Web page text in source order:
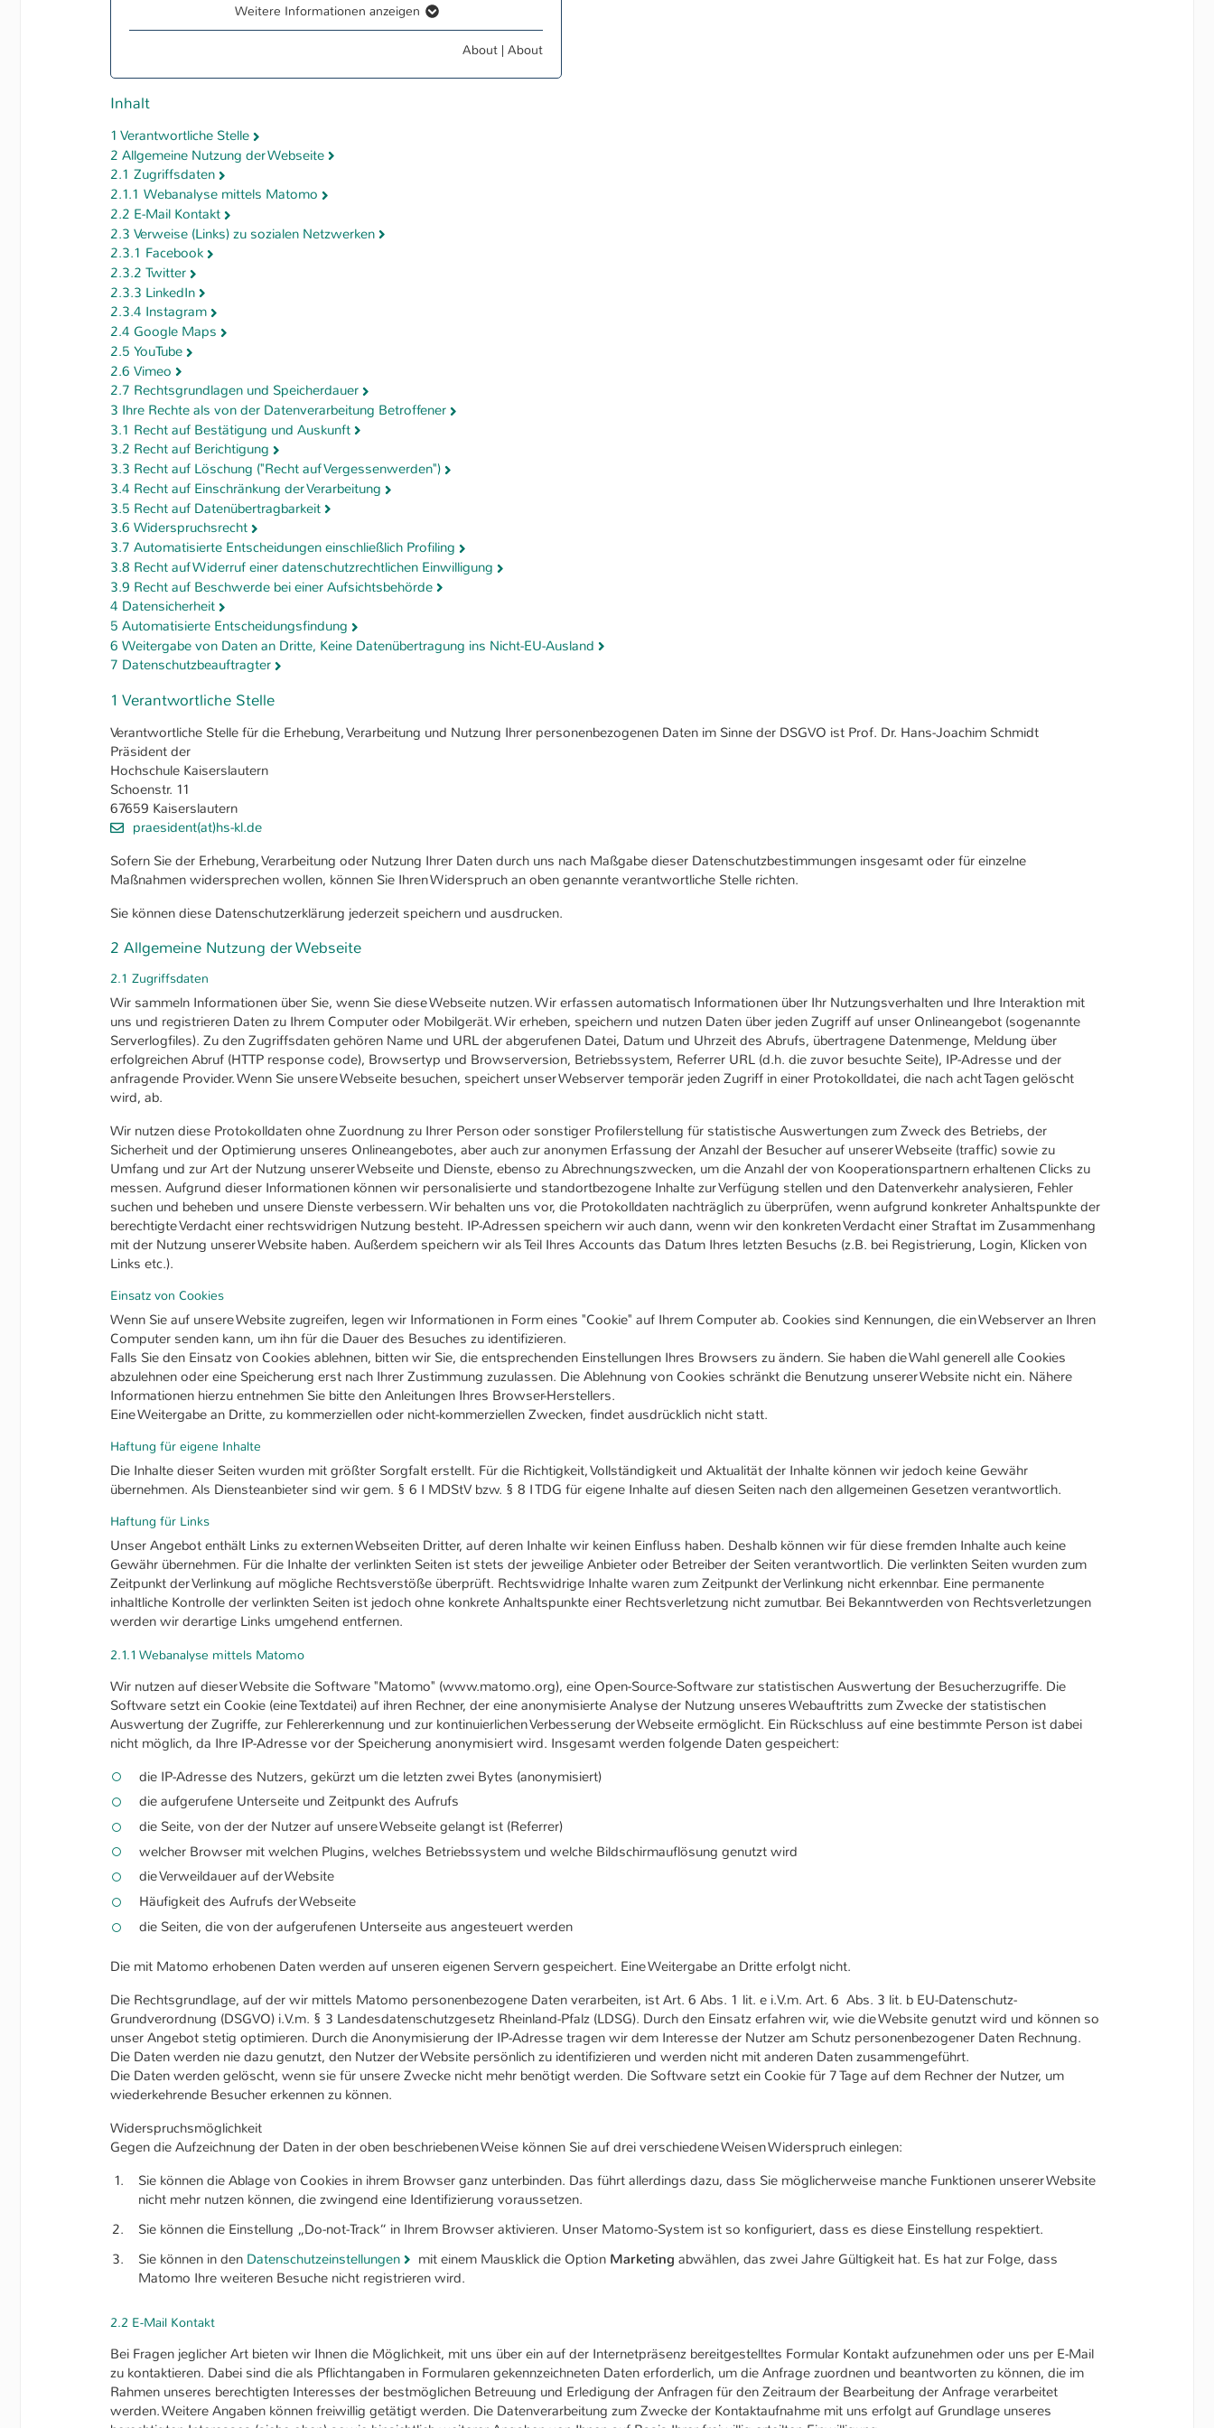
Essentielle Cookies werden für grundlegende Funktionen der
einwandfrei funktioniert.
Anbieter TYPO3
Laufzeit 1 Jahr
Zweck
Dieses Cookie wird verwendet, um Ihre Cookie-
Name
Anbieter
Laufzeit 1 Jahr
Zweck
Dieser Wert speichert Ihre Consent-
Einstellungen. Unter anderem eine zufällig
generierte ID, für die historische Speicherung
Ihrer vorgenommen Einstellungen, falls der
Webseiten-Betreiber dies eingestellt hat.
Name fe_typo_user / PHPSESSID
Anbieter
Laufzeit 1 Woche
Zweck
von TYPO3. Es speichert im Fall eines Intranet-
Logins die Session-ID. So kann der eingeloggte
Benutzer wiedererkannt werden und es wird
ihm Zugang zu geschützten Bereichen gewährt.
Name be_typo_user
Anbieter TYPO3
Zweck
Dieser Cookie teilt der Webseite mit, ob ein
Besucher im Typo3-Backend angemeldet ist und
Marketing
Diese Cookies werden verwendet um das Nutzungsverhalten der
Besucher auf der Website nachzuverfolgen. Die erhobenen Daten
werden anonymisiert und ausschließlich für interne Zwecke
verwendet.
Name
Anbieter
Laufzeit
Zweck
Cookie von Matomo für Website-Analysen.
Erzeugt statistische Daten darüber, wie der
Besucher die Website nutzt.
Externe Inhalte
Wir verwenden auf unserer Website externe Inhalte (Youtube,
Vimeo, Issuu), um Ihnen zusätzliche Informationen anzubieten.
Weitere Informationen anzeigen
About | About
Inhalt
1 Verantwortliche Stelle
2 Allgemeine Nutzung der Webseite
2.1 Zugriffsdaten
2.1.1 Webanalyse mittels Matomo
2.2 E-Mail Kontakt
2.3 Verweise (Links) zu sozialen Netzwerken
2.3.1 Facebook
2.3.2 Twitter
2.3.3 LinkedIn
2.3.4 Instagram
2.4 Google Maps
2.5 YouTube
2.6 Vimeo
2.7 Rechtsgrundlagen und Speicherdauer
3 Ihre Rechte als von der Datenverarbeitung Betroffener
3.1 Recht auf Bestätigung und Auskunft
3.2 Recht auf Berichtigung
3.3 Recht auf Löschung ("Recht auf Vergessenwerden")
3.4 Recht auf Einschränkung der Verarbeitung
3.5 Recht auf Datenübertragbarkeit
3.6 Widerspruchsrecht
3.7 Automatisierte Entscheidungen einschließlich Profiling
3.8 Recht auf Widerruf einer datenschutzrechtlichen Einwilligung
3.9 Recht auf Beschwerde bei einer Aufsichtsbehörde
4 Datensicherheit
5 Automatisierte Entscheidungsfindung
6 Weitergabe von Daten an Dritte, Keine Datenübertragung ins Nicht-EU-Ausland
7 Datenschutzbeauftragter
1 Verantwortliche Stelle
Verantwortliche Stelle für die Erhebung, Verarbeitung und Nutzung Ihrer personenbezogenen Daten im Sinne der DSGVO ist Prof. Dr. Hans-Joachim Schmidt
Präsident der
Hochschule Kaiserslautern
Schoenstr. 11
67659 Kaiserslautern
praesident(at)hs-kl.de
Sofern Sie der Erhebung, Verarbeitung oder Nutzung Ihrer Daten durch uns nach Maßgabe dieser Datenschutzbestimmungen insgesamt oder für einzelne
Maßnahmen widersprechen wollen, können Sie Ihren Widerspruch an oben genannte verantwortliche Stelle richten.
Sie können diese Datenschutzerklärung jederzeit speichern und ausdrucken.
2 Allgemeine Nutzung der Webseite
2.1 Zugriffsdaten
Wir sammeln Informationen über Sie, wenn Sie diese Webseite nutzen. Wir erfassen automatisch Informationen über Ihr Nutzungsverhalten und Ihre Interaktion mit
uns und registrieren Daten zu Ihrem Computer oder Mobilgerät. Wir erheben, speichern und nutzen Daten über jeden Zugriff auf unser Onlineangebot (sogenannte
Serverlogfiles). Zu den Zugriffsdaten gehören Name und URL der abgerufenen Datei, Datum und Uhrzeit des Abrufs, übertragene Datenmenge, Meldung über
erfolgreichen Abruf (HTTP response code), Browsertyp und Browserversion, Betriebssystem, Referrer URL (d.h. die zuvor besuchte Seite), IP-Adresse und der
anfragende Provider. Wenn Sie unsere Webseite besuchen, speichert unser Webserver temporär jeden Zugriff in einer Protokolldatei, die nach acht Tagen gelöscht
wird, ab.
Wir nutzen diese Protokolldaten ohne Zuordnung zu Ihrer Person oder sonstiger Profilerstellung für statistische Auswertungen zum Zweck des Betriebs, der
Sicherheit und der Optimierung unseres Onlineangebotes, aber auch zur anonymen Erfassung der Anzahl der Besucher auf unserer Webseite (traffic) sowie zu
Umfang und zur Art der Nutzung unserer Webseite und Dienste, ebenso zu Abrechnungszwecken, um die Anzahl der von Kooperationspartnern erhaltenen Clicks zu
messen. Aufgrund dieser Informationen können wir personalisierte und standortbezogene Inhalte zur Verfügung stellen und den Datenverkehr analysieren, Fehler
suchen und beheben und unsere Dienste verbessern. Wir behalten uns vor, die Protokolldaten nachträglich zu überprüfen, wenn aufgrund konkreter Anhaltspunkte der
berechtigte Verdacht einer rechtswidrigen Nutzung besteht. IP-Adressen speichern wir auch dann, wenn wir den konkreten Verdacht einer Straftat im Zusammenhang
mit der Nutzung unserer Website haben. Außerdem speichern wir als Teil Ihres Accounts das Datum Ihres letzten Besuchs (z.B. bei Registrierung, Login, Klicken von
Links etc.).
Einsatz von Cookies
Wenn Sie auf unsere Website zugreifen, legen wir Informationen in Form eines "Cookie" auf Ihrem Computer ab. Cookies sind Kennungen, die ein Webserver an Ihren
Computer senden kann, um ihn für die Dauer des Besuches zu identifizieren.
Falls Sie den Einsatz von Cookies ablehnen, bitten wir Sie, die entsprechenden Einstellungen Ihres Browsers zu ändern. Sie haben die Wahl generell alle Cookies
abzulehnen oder eine Speicherung erst nach Ihrer Zustimmung zuzulassen. Die Ablehnung von Cookies schränkt die Benutzung unserer Website nicht ein. Nähere
Informationen hierzu entnehmen Sie bitte den Anleitungen Ihres Browser-Herstellers.
Eine Weitergabe an Dritte, zu kommerziellen oder nicht-kommerziellen Zwecken, findet ausdrücklich nicht statt.
Haftung für eigene Inhalte
Die Inhalte dieser Seiten wurden mit größter Sorgfalt erstellt. Für die Richtigkeit, Vollständigkeit und Aktualität der Inhalte können wir jedoch keine Gewähr
übernehmen. Als Diensteanbieter sind wir gem. § 6 I MDStV bzw. § 8 I TDG für eigene Inhalte auf diesen Seiten nach den allgemeinen Gesetzen verantwortlich.
Haftung für Links
Unser Angebot enthält Links zu externen Webseiten Dritter, auf deren Inhalte wir keinen Einfluss haben. Deshalb können wir für diese fremden Inhalte auch keine
Gewähr übernehmen. Für die Inhalte der verlinkten Seiten ist stets der jeweilige Anbieter oder Betreiber der Seiten verantwortlich. Die verlinkten Seiten wurden zum
Zeitpunkt der Verlinkung auf mögliche Rechtsverstöße überprüft. Rechtswidrige Inhalte waren zum Zeitpunkt der Verlinkung nicht erkennbar. Eine permanente
inhaltliche Kontrolle der verlinkten Seiten ist jedoch ohne konkrete Anhaltspunkte einer Rechtsverletzung nicht zumutbar. Bei Bekanntwerden von Rechtsverletzungen
werden wir derartige Links umgehend entfernen.
2.1.1 Webanalyse mittels Matomo
Wir nutzen auf dieser Website die Software "Matomo" (www.matomo.org), eine Open-Source-Software zur statistischen Auswertung der Besucherzugriffe. Die
Software setzt ein Cookie (eine Textdatei) auf ihren Rechner, der eine anonymisierte Analyse der Nutzung unseres Webauftritts zum Zwecke der statistischen
Auswertung der Zugriffe, zur Fehlererkennung und zur kontinuierlichen Verbesserung der Webseite ermöglicht. Ein Rückschluss auf eine bestimmte Person ist dabei
nicht möglich, da Ihre IP-Adresse vor der Speicherung anonymisiert wird. Insgesamt werden folgende Daten gespeichert:
die IP-Adresse des Nutzers, gekürzt um die letzten zwei Bytes (anonymisiert)
die aufgerufene Unterseite und Zeitpunkt des Aufrufs
die Seite, von der der Nutzer auf unsere Webseite gelangt ist (Referrer)
welcher Browser mit welchen Plugins, welches Betriebssystem und welche Bildschirmauflösung genutzt wird
die Verweildauer auf der Website
Häufigkeit des Aufrufs der Webseite
die Seiten, die von der aufgerufenen Unterseite aus angesteuert werden
Die mit Matomo erhobenen Daten werden auf unseren eigenen Servern gespeichert. Eine Weitergabe an Dritte erfolgt nicht.
Die Rechtsgrundlage, auf der wir mittels Matomo personenbezogene Daten verarbeiten, ist Art. 6 Abs. 1 lit. e i.V.m. Art. 6 Abs. 3 lit. b EU-Datenschutz-
Grundverordnung (DSGVO) i.V.m. § 3 Landesdatenschutzgesetz Rheinland-Pfalz (LDSG). Durch den Einsatz erfahren wir, wie die Website genutzt wird und können so
unser Angebot stetig optimieren. Durch die Anonymisierung der IP-Adresse tragen wir dem Interesse der Nutzer am Schutz personenbezogener Daten Rechnung.
Die Daten werden nie dazu genutzt, den Nutzer der Website persönlich zu identifizieren und werden nicht mit anderen Daten zusammengeführt.
Die Daten werden gelöscht, wenn sie für unsere Zwecke nicht mehr benötigt werden. Die Software setzt ein Cookie für 7 Tage auf dem Rechner der Nutzer, um
wiederkehrende Besucher erkennen zu können.
Widerspruchsmöglichkeit
Gegen die Aufzeichnung der Daten in der oben beschriebenen Weise können Sie auf drei verschiedene Weisen Widerspruch einlegen:
Sie können die Ablage von Cookies in ihrem Browser ganz unterbinden. Das führt allerdings dazu, dass Sie möglicherweise manche Funktionen unserer Website
nicht mehr nutzen können, die zwingend eine Identifizierung voraussetzen.
Sie können die Einstellung „Do-not-Track“ in Ihrem Browser aktivieren. Unser Matomo-System ist so konfiguriert, dass es diese Einstellung respektiert.
Sie können in den Datenschutzeinstellungen mit einem Mausklick die Option Marketing abwählen, das zwei Jahre Gültigkeit hat. Es hat zur Folge, dass
Matomo Ihre weiteren Besuche nicht registrieren wird.
2.2 E-Mail Kontakt
Bei Fragen jeglicher Art bieten wir Ihnen die Möglichkeit, mit uns über ein auf der Internetpräsenz bereitgestelltes Formular Kontakt aufzunehmen oder uns per E-Mail
zu kontaktieren. Dabei sind die als Pflichtangaben in Formularen gekennzeichneten Daten erforderlich, um die Anfrage zuordnen und beantworten zu können, die im
Rahmen unseres berechtigten Interesses der bestmöglichen Betreuung und Erledigung der Anfragen für den Zeitraum der Bearbeitung der Anfrage verarbeitet
werden. Weitere Angaben können freiwillig getätigt werden. Die Datenverarbeitung zum Zwecke der Kontaktaufnahme mit uns erfolgt auf Grundlage unseres